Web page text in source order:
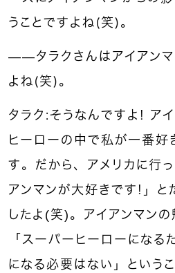
うことですよね（笑）。
――タラクさんはアイアン
よね（笑）。
タラク：そうなんですよ！ ア
ヒーローの中で私が一番好
す。だから、アメリカに行
アンマンが大好きです！」と
したよ(笑)。アイアンマンの
「スーパーヒーローになる
になる必要はない」という